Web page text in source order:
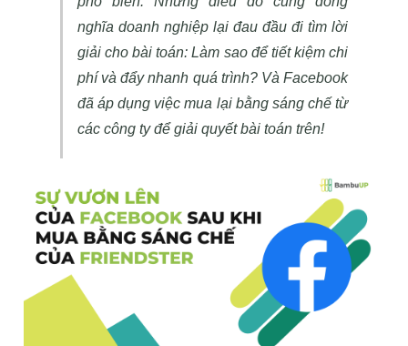
nghĩa doanh nghiệp lại đau đầu đi tìm lời
giải cho bài toán: Làm sao để tiết kiệm chi
phí và đẩy nhanh quá trình? Và Facebook
đã áp dụng việc mua lại bằng sáng chế từ
các công ty để giải quyết bài toán trên!